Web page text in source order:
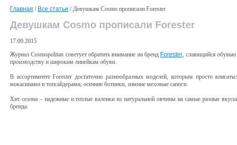
Главная / Все статьи / Девушкам Cosmo прописали Forester
Девушкам Cosmo прописали Forester
17.09.2015
Журнал Cosmopolitan советует обратить внимание на бренд Forester , славящийся
производству и широким линейкам обуви.
В ассортименте Forester достаточно разнообразных моделей, которым просто
мокасинами и топсайдерами, осенние ботинки, зимние меховые сапоги.
Хит сезона – надежные и теплые валенки из натуральной овчины на самые разные
бренда.